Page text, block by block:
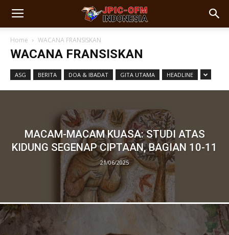
Home WACANA FRANSISKAN
WACANA FRANSISKAN
ASG BERITA DOA & IBADAT GITA UTAMA HEADLINE
MACAM-MACAM KUASA: STUDI ATAS
KIDUNG SEGENAP CIPTAAN, BAGIAN 10-11
21/06/2025